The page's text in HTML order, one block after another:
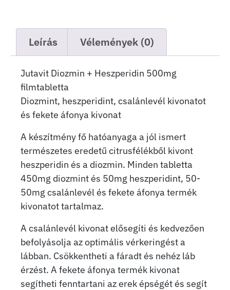
Leírás Vélemények (0)
Jutavit Diozmin + Heszperidin 500mg
filmtabletta
Diozmint, heszperidint, csalánlevél kivonatot
és fekete áfonya kivonat
A készítmény fő hatóanyaga a jól ismert
természetes eredetű citrusfélékből kivont
heszperidin és a diozmin. Minden tabletta
450mg diozmint és 50mg heszperidint, 50-
50mg csalánlevél és fekete áfonya termék
kivonatot tartalmaz.
A csalánlevél kivonat elősegíti és kedvezően
befolyásolja az optimális vérkeringést a
lábban. Csökkentheti a fáradt és nehéz láb
érzést. A fekete áfonya termék kivonat
segítheti fenntartani az erek épségét és segít